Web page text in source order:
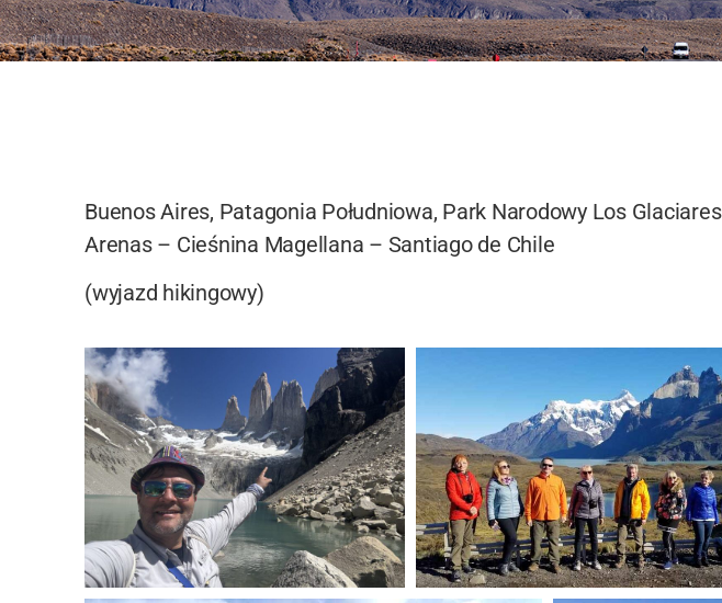
­Buenos Aires, Patagonia Południowa, Park Narodowy Los
Arenas – Cieśnina Magellana – Santiago de Chile
(wyjazd hikingowy)